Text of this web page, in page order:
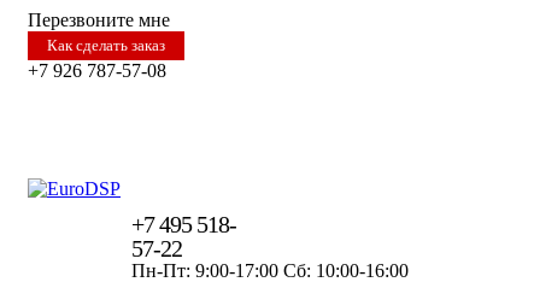
Перезвоните мне
Как сделать заказ
+7 926 787-57-08
+7 495 518-
57-22
Пн-Пт: 9:00-17:00 Сб: 10:00-16:00